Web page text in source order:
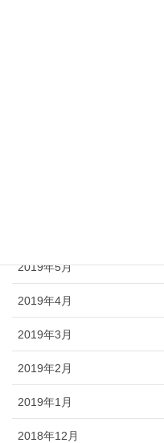
2019年5月
2019年4月
2019年3月
2019年2月
2019年1月
2018年12月